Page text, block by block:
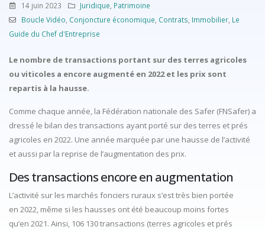
14 juin 2023 Juridique Patrimoine
Boucle Vidéo Conjoncture économique Contrats Immobilier, Le
Guide du Chef d'Entreprise
Le nombre de transactions portant sur des terres agricoles
ou viticoles a encore augmenté en 2022 et les prix sont
repartis à la hausse.
Comme chaque année, la Fédération nationale des Safer (FNSafer) a
dressé le bilan des transactions ayant porté sur des terres et prés
agricoles en 2022. Une année marquée par une hausse de l’activité
et aussi par la reprise de l’augmentation des prix.
Des transactions encore en augmentation
L’activité sur les marchés fonciers ruraux s’est très bien portée
en 2022, même si les hausses ont été beaucoup moins fortes
qu’en 2021. Ainsi, 106 130 transactions (terres agricoles et prés